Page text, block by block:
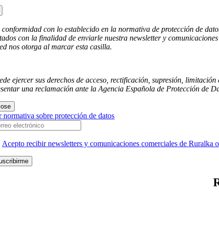
conformidad con lo establecido en la normativa de protección de
con la finalidad de enviarle nuestra newsletter y
nos otorga al marcar esta casilla.
ejercer sus derechos de acceso, rectificación, supresión,
una reclamación ante la Agencia Española de Protección de
normativa sobre protección de datos
Acepto recibir newsletters y comunicaciones comerciales de Ruralka